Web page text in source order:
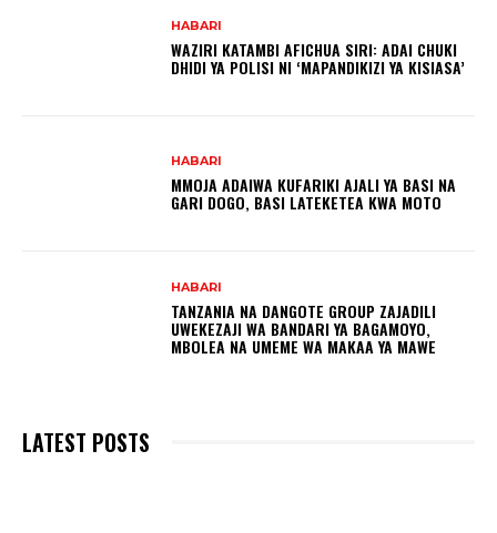
HABARI
WAZIRI KATAMBI AFICHUA SIRI: ADAI CHUKI
DHIDI YA POLISI NI ‘MAPANDIKIZI YA KISIASA’
HABARI
MMOJA ADAIWA KUFARIKI AJALI YA BASI NA
GARI DOGO, BASI LATEKETEA KWA MOTO
HABARI
TANZANIA NA DANGOTE GROUP ZAJADILI
UWEKEZAJI WA BANDARI YA BAGAMOYO,
MBOLEA NA UMEME WA MAKAA YA MAWE
LATEST POSTS